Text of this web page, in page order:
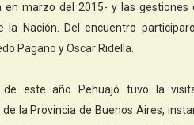
marzo del 2015- y las gestiones
Nación. Del encuentro
Pagano y Oscar Ridella.
este año Pehuajó tuvo la
la Provincia de Buenos Aires,